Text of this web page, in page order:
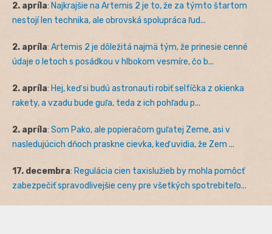
2. apríla: Najkrajšie na Artemis 2 je to, že za týmto štartom
nestojí len technika, ale obrovská spolupráca ľud...
2. apríla: Artemis 2 je dôležitá najmä tým, že prinesie cenné
údaje o letoch s posádkou v hlbokom vesmíre, čo b...
2. apríla: Hej, keď si budú astronauti robiť selfíčka z okienka
rakety, a vzadu bude guľa, teda z ich pohľadu p...
2. apríla: Som Pako, ale popieračom guľatej Zeme, asi v
nasledujúcich dňoch praskne cievka, keď uvidia, že Zem ...
17. decembra: Regulácia cien taxislužieb by mohla pomôcť
zabezpečiť spravodlivejšie ceny pre všetkých spotrebiteľo...